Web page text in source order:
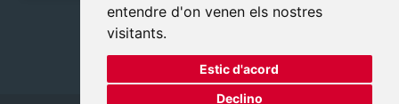
entendre d'on venen els nostres
visitants.
Estic d'acord
Declino